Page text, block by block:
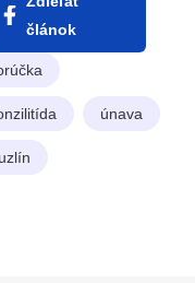
článok
únava